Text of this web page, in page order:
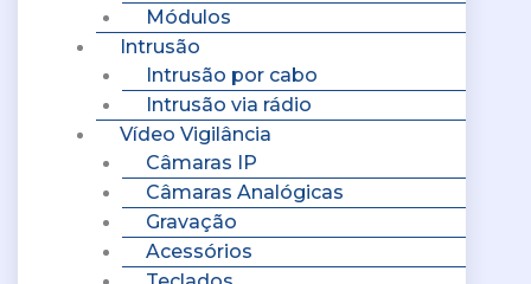
Módulos
Intrusão
Intrusão por cabo
Intrusão via rádio
Vídeo Vigilância
Câmaras IP
Câmaras Analógicas
Gravação
Acessórios